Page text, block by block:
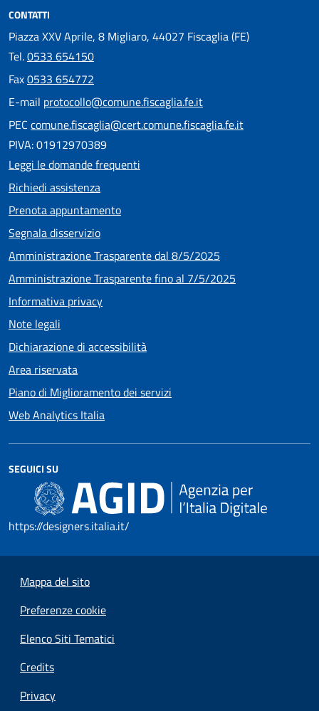
CONTATTI
Piazza XXV Aprile, 8 Migliaro, 44027 Fiscaglia (FE)
Tel.0533 654150
Fax0533 654772
E-mail protocollo@comune.fiscaglia.fe.it
PEC comune.fiscaglia@cert.comune.fiscaglia.fe.it
PIVA: 01912970389
Leggi le domande frequenti
Richiedi assistenza
Prenota appuntamento
Segnala disservizio
Amministrazione Trasparente dal 8/5/2025
Amministrazione Trasparente fino al 7/5/2025
Informativa privacy
Note legali
Dichiarazione di accessibilità
Area riservata
Piano di Miglioramento dei servizi
Web Analytics Italia
SEGUICI SU
https://designers.italia.it/
Mappa del sito
Preferenze cookie
Elenco Siti Tematici
Credits
Privacy